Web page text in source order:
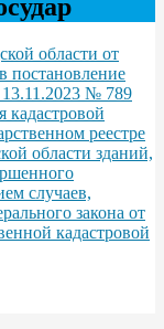
области от
постановление
13.11.2023 № 789
кадастровой
реестре
области зданий,
случаев,
закона от
кадастровой